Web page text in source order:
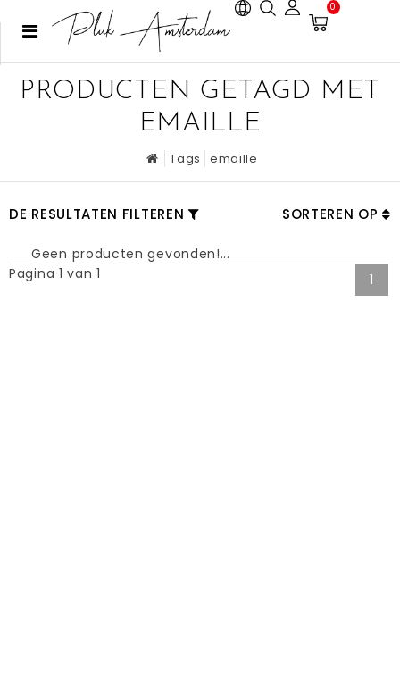
0
PRODUCTEN GETAGD MET
EMAILLE
Tags emaille
DE RESULTATEN FILTEREN SORTEREN OP
Geen producten gevonden!...
Pagina 1 van 1
1